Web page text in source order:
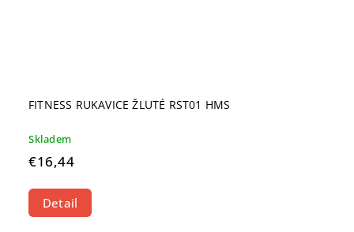
FITNESS RUKAVICE ŽLUTÉ RST01 HMS
Skladem
€16,44
Detail